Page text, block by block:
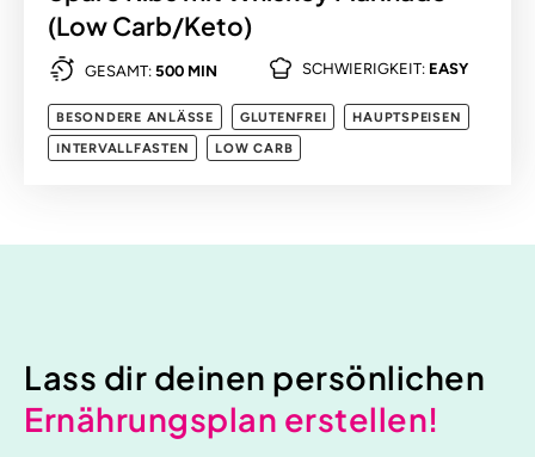
(Low Carb/Keto)
GESAMT: 500 MIN SCHWIERIGKEIT: EASY
BESONDERE ANLÄSSE GLUTENFREI
HAUPTSPEISEN
INTERVALLFASTEN
LOW CARB
Lass dir deinen persönlichen
Ernährungsplan erstellen!